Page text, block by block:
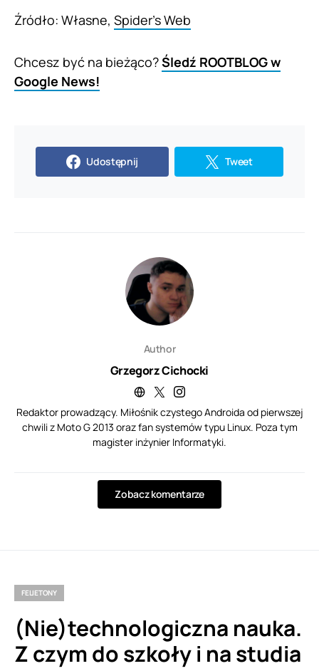
Źródło: Własne, Spider’s Web
Chcesz być na bieżąco?Śledź ROOTBLOG w
Google News!
Udostępnij Tweet
Author
Grzegorz Cichocki
Redaktor prowadzący. Miłośnik czystego Androida od pierwszej
chwili z Moto G 2013 oraz fan systemów typu Linux. Poza tym
magister inżynier Informatyki.
Zobacz komentarze
FELIETONY
(Nie)technologiczna nauka.
Z czym do szkoły i na studia